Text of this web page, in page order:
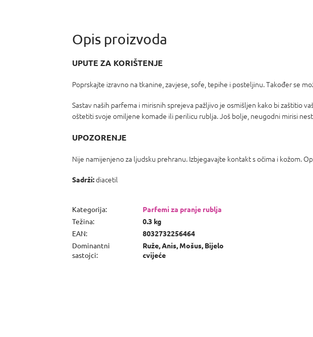
UPUTE ZA KORIŠTENJE
Poprskajte izravno na tkanine, zavjese, sofe, tepihe i posteljinu. Također se
Sastav naših parfema i mirisnih sprejeva pažljivo je osmišljen kako bi zaštitio
oštetiti svoje omiljene komade ili perilicu rublja. Još bolje, neugodni mirisi
UPOZORENJE
Nije namijenjeno za ljudsku prehranu. Izbjegavajte kontakt s očima i kožom.
Sadrži:diacetil
Kategorija:
Parfemi za pranje rublja
Težina:
0.3 kg
EAN:
8032732256464
Dominantni
sastojci:
Ruže, Anis, Mošus, Bijelo
cvijeće